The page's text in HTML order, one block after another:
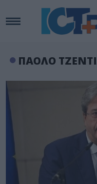
ΠΑΟΛΟ